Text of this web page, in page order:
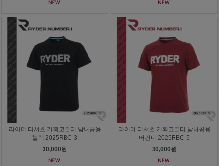
라이더 티셔츠 기획코튼티 남녀공용
블랙 2025RBC-3
30,000원
라이더 티셔츠 기획코튼티 남녀공용
버건디 2025RBC-5
30,000원